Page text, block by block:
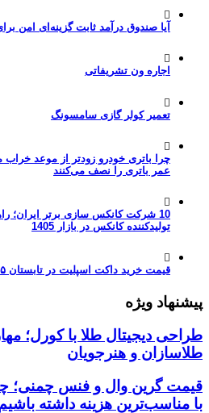
آیا صندوق درآمد ثابت گزینه‌ای
اجاره ون تشریفاتی
تعمیر کولر گازی سامسونگ
عمر باتری را نصف می‌کنند
10 شرکت کانکس سازی برتر ایران؛
تولیدکننده کانکس در بازار 1405
قیمت خرید داکت اسپلیت در تابستان ۱۴۰۵
پیشنهاد ویژه
طراحی دیجیتال طلا با کورل؛
طلاسازان و هنرجویان
قیمت گرین وال و فنس چمنی؛
با مناسب‌ترین هزینه داشته